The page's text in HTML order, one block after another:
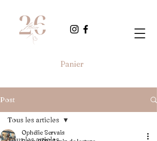
Panier
Post
Tous les articles
Ophélie Servais